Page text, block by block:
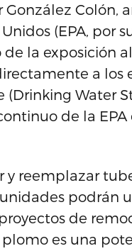
Colón,
(EPA, por
la exposición
a los
Water
de la
y reemplazar
podrán
de
es una